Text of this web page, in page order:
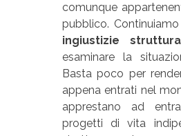
comunque
pubblico.
ingiustizie
esaminare la
Basta poco per
appena entrati nel
apprestano ad
progetti di vita